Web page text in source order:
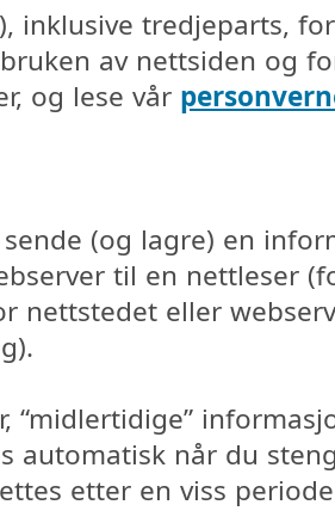
inklusive tredjeparts,
av nettsiden og
og lese vår
(og lagre) en
til en nettleser
nettstedet eller
automatisk når du
etter en viss